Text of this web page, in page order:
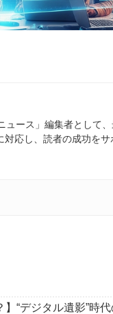
ュース」編集者として
応し、読者の成功をサ
】“デジタル遺影”時